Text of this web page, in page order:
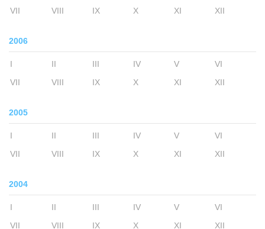
VII
VIII IX X XI XII
2006
I II III IV V
VI
VII
VIII IX X XI XII
2005
I II III IV V
VI
VII
VIII IX X XI XII
2004
I II III IV V
VI
VII
VIII IX X XI XII